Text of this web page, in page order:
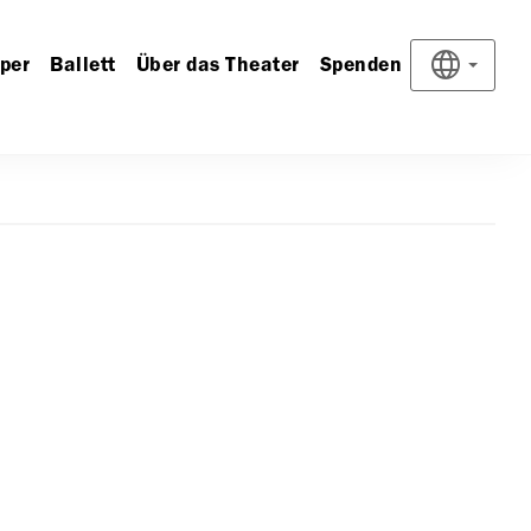
Ballett Über das Theater Spenden